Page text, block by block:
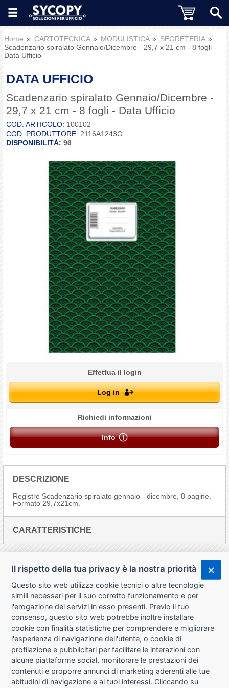
Home CARTOTECNICA MODULISTICA
SEGRETERIA
Scadenzario spiralato Gennaio/Dicembre - 29,7 x 21 cm - 8 fogli -
Data Ufficio
DATA UFFICIO
Scadenzario spiralato Gennaio/Dicembre -
29,7 x 21 cm - 8 fogli - Data Ufficio
COD. ARTICOLO: 100102
COD. PRODUTTORE: 2116A1243G
DISPONIBILITÀ: 96
Effettua il login
Log in
Richiedi informazioni
Info
DESCRIZIONE
Registro Scadenzario spiralato gennaio - dicembre, 8 pagine.
Formato 29,7x21cm.
CARATTERISTICHE
CHI SIAMO
CONTATTI
Il rispetto della tua privacy è la nostra priorità
Questo sito web utilizza cookie tecnici o altre tecnologie
simili necessari per il suo corretto funzionamento e per
l'erogazione dei servizi in esso presenti. Previo il tuo
consenso, questo sito web potrebbe inoltre installare
cookie con finalità statistiche per comprendere e migliorare
l'esperienza di navigazione dell'utente, o cookie di
profilazione e pubblicitari per facilitare le interazioni con
alcune piattaforme social, monitorare le prestazioni dei
contenuti e proporre annunci di marketing aderenti alle tue
abitudini di navigazione e ai tuoi interessi. Cliccando su